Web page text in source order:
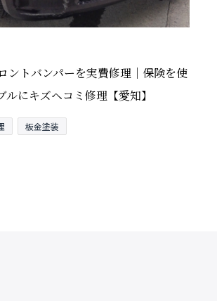
ントバンパーを実費修理｜保険を使
ルにキズヘコミ修理【愛知】
板金塗装